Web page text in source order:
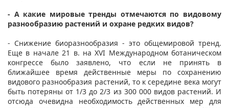
- А какие мировые тренды отмечаются по видовому
разнообразию растений и охране редких видов?
- Снижение биоразнообразия - это общемировой тренд.
Еще в начале 21 в. на ХVI Международном ботаническом
конгрессе было заявлено, что если не принять в
ближайшее время действенные меры по сохранению
видового разнообразия растений, то к середине века могут
быть потеряны от 1/3 до 2/3 из 300 000 видов растений. И
отсюда очевидна необходимость действенных мер для